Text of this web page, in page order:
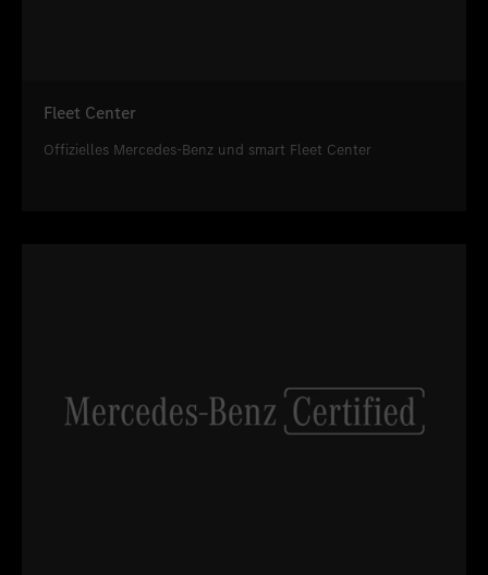
Fleet Center
Offizielles Mercedes-Benz und smart Fleet Center